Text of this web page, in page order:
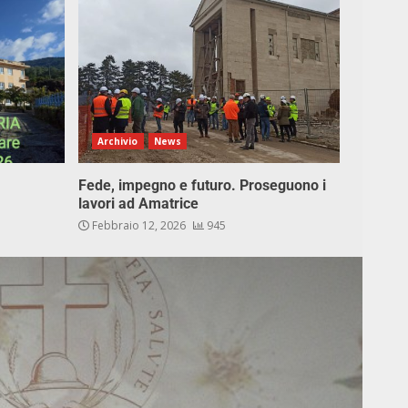
Archivio News
Fede, impegno e futuro. Proseguono i
lavori ad Amatrice
Febbraio 12, 2026 945